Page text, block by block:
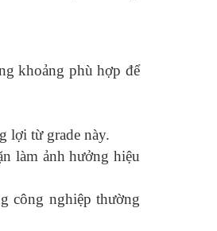
khoảng phù hợp để
lợi từ grade này.
làm ảnh hưởng hiệu
công nghiệp thường